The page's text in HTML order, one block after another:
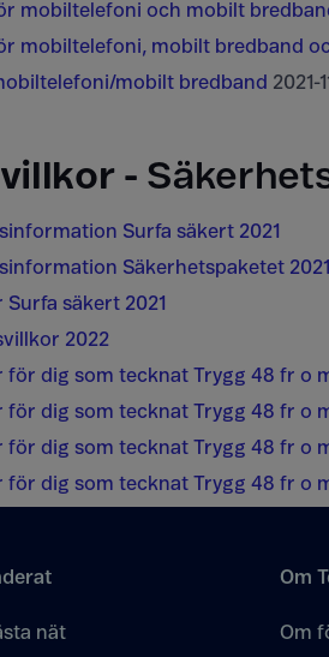
mobiltelefoni och mobilt
mobiltelefoni, mobilt bredband
mobilt bredband 2021-
-
Surfa säkert 2021
Säkerhetspaketet 2021
säkert 2021
2022
dig som tecknat Trygg 48 fr o
dig som tecknat Trygg 48 fr o m
för dig som tecknat Trygg 48 fr o
dig som tecknat Trygg 48 fr o m
nät
Om
Om